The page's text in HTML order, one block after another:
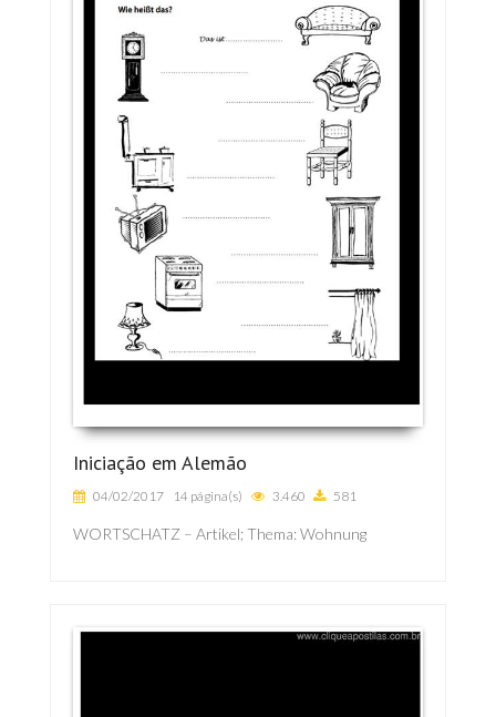
Iniciação em Alemão
04/02/2017 14 página(s) 3.460 581
WORTSCHATZ – Artikel; Thema: Wohnung